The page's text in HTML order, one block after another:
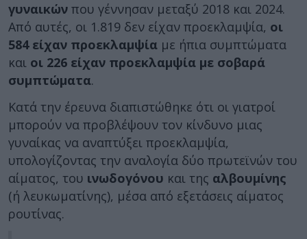
γυναικών που γέννησαν μεταξύ 2018 και 2024.
Από αυτές, οι 1.819 δεν είχαν προεκλαμψία, οι
584 είχαν προεκλαμψία με ήπια συμπτώματα
και οι 226 είχαν προεκλαμψία με σοβαρά
συμπτώματα.
Κατά την έρευνα διαπιστώθηκε ότι οι γιατροί
μπορούν να προβλέψουν τον κίνδυνο μιας
γυναίκας να αναπτύξει προεκλαμψία,
υπολογίζοντας την αναλογία δύο πρωτεϊνών του
αίματος, του ινωδογόνου και της αλβουμίνης
(ή λευκωματίνης), μέσα από εξετάσεις αίματος
ρουτίνας.